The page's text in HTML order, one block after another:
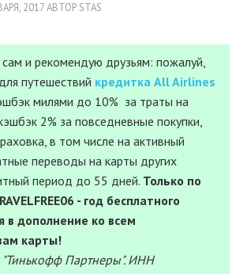
2017 АВТОР STAS
и рекомендую друзьям: пожалуй,
путешествий кредитка All Airlines
милями до 10% за траты на
2% за повседневные покупки,
в том числе на активный
переводы на карты других
период до 55 дней. Только по
- год бесплатного
в дополнение ко всем
карты!
Партнеры". ИНН